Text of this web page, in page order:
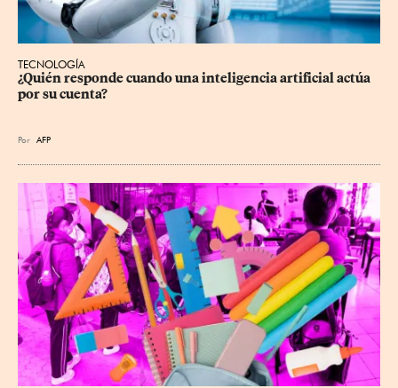
TECNOLOGÍA
¿Quién responde cuando una inteligencia artificial actúa
por su cuenta?
Por AFP